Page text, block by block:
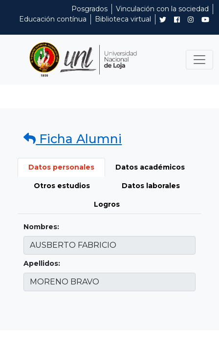
Posgrados
Vinculación con la sociedad
Educación contínua
Biblioteca virtual
Ficha Alumni
Datos personales Datos académicos
Otros estudios Datos laborales
Logros
Nombres:
Apellidos: